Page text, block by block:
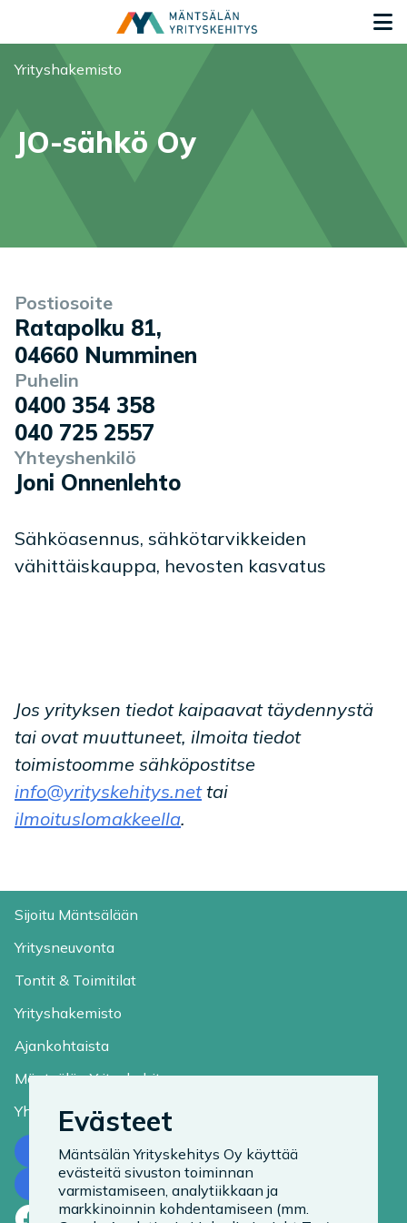
Olet tässä:
Yrityshakemisto
JO-sähkö Oy
Yrityksen tiedot
Postiosoite
Ratapolku 81,
04660 Numminen
Puhelin
0400 354 358
040 725 2557
Yhteyshenkilö
Joni Onnenlehto
Palvelukuvaus
Sähköasennus, sähkötarvikkeiden
vähittäiskauppa, hevosten kasvatus
Jos yrityksen tiedot kaipaavat täydennystä
tai ovat muuttuneet, ilmoita tiedot
toimistoomme sähköpostitse
info@yrityskehitys.nettai
ilmoituslomakkeella.
Sijoitu Mäntsälään
Yritysneuvonta
Tontit & Toimitilat
Yrityshakemisto
Ajankohtaista
Mäntsälän Yrityskehitys
Yhteystiedot
Ota yhteyttä
Tilaa uutiskirje
Evästeet
Mäntsälän Yrityskehitys Oy käyttää
evästeitä sivuston toiminnan
varmistamiseen, analytiikkaan ja
markkinoinnin kohdentamiseen (mm.